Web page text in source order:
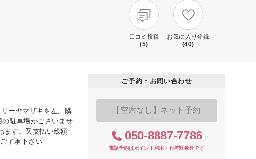
口コミ投稿
(5)
お気に入り登録
(40)
ーヤマザキを左。隣
駐車場がございませ
ます。又支払い総額
了承下さい
ご予約・お問い合わせ
【空席なし】ネット予約
050-8887-7786
電話予約はポイント利用・付与対象外です